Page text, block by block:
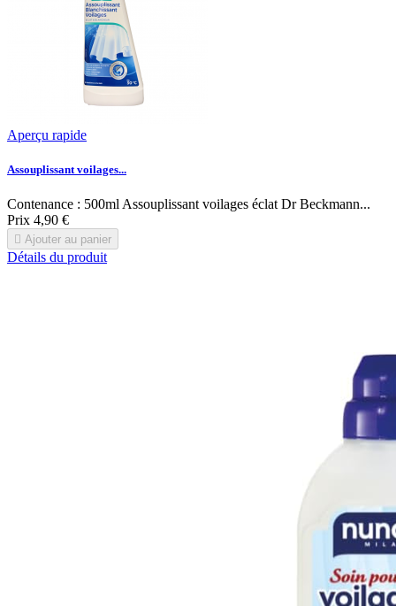
Aperçu rapide
Assouplissant voilages...
Contenance : 500ml Assouplissant voilages éclat Dr Beckmann...
Prix 4,90 €
 Ajouter au panier
Détails du produit